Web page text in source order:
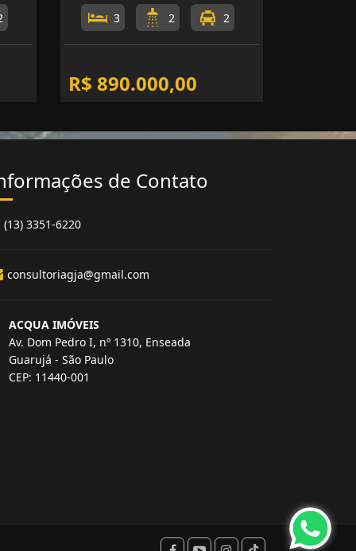
3 2 2
R$ 890.000,00
de Contato
(13) 3351-6220
consultoriagja@gmail.com
ACQUA IMÓVEIS
Av. Dom Pedro I, nº 1310, Enseada
Guarujá - São Paulo
CEP: 11440-001